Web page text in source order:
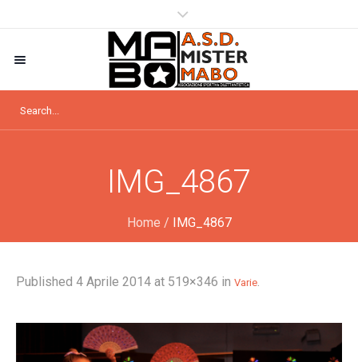
IMG_4867
Home / IMG_4867
Published 4 Aprile 2014 at 519×346 in Varie.